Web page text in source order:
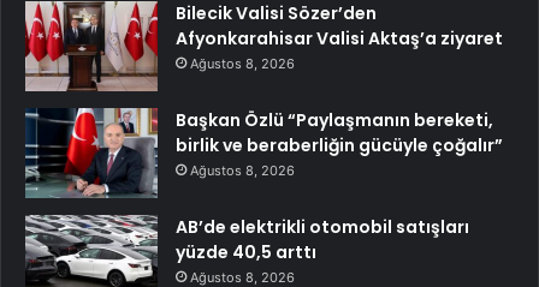
Bilecik Valisi Sözer’den
Afyonkarahisar Valisi Aktaş’a ziyaret
Ağustos 8, 2026
Başkan Özlü “Paylaşmanın bereketi,
birlik ve beraberliğin gücüyle çoğalır”
Ağustos 8, 2026
AB’de elektrikli otomobil satışları
yüzde 40,5 arttı
Ağustos 8, 2026